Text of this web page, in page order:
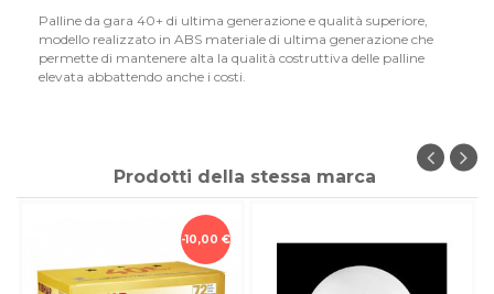
Palline da gara 40+ di ultima generazione e qualità superiore,
modello realizzato in ABS materiale di ultima generazione che
permette di mantenere alta la qualità costruttiva delle palline
elevata abbattendo anche i costi.
Prodotti della stessa marca
-10,00 €